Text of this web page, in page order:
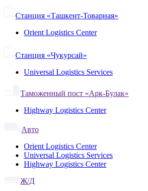
Станция «Ташкент-Товарная»
Orient Logistics Center
Станция «Чукурсай»
Universal Logistics Services
Таможенный пост «Арк-Булак»
Highway Logistics Center
Авто
Orient Logistics Center
Universal Logistics Services
Highway Logistics Center
Ж/Д